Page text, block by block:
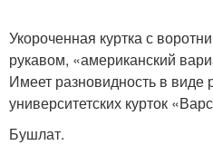
Укороченная куртка с
рукавом, «американский
Имеет разновидность в
университетских курток
Бушлат.